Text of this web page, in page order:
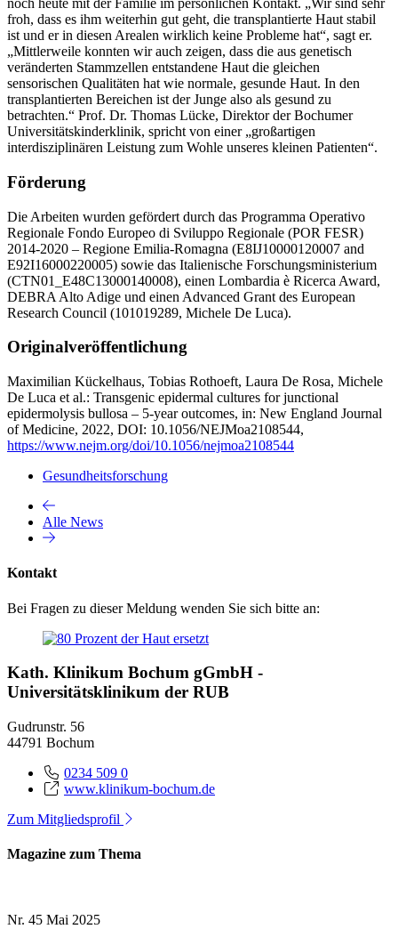
noch heute mit der Familie im persönlichen Kontakt. „Wir sind sehr
froh, dass es ihm weiterhin gut geht, die transplantierte Haut stabil
ist und er in diesen Arealen wirklich keine Probleme hat“, sagt er.
„Mittlerweile konnten wir auch zeigen, dass die aus genetisch
veränderten Stammzellen entstandene Haut die gleichen
sensorischen Qualitäten hat wie normale, gesunde Haut. In den
transplantierten Bereichen ist der Junge also als gesund zu
betrachten.“ Prof. Dr. Thomas Lücke, Direktor der Bochumer
Universitätskinderklinik, spricht von einer „großartigen
interdisziplinären Leistung zum Wohle unseres kleinen Patienten“.
Förderung
Die Arbeiten wurden gefördert durch das Programma Operativo
Regionale Fondo Europeo di Sviluppo Regionale (POR FESR)
2014-2020 – Regione Emilia-Romagna (E8IJ10000120007 and
E92I16000220005) sowie das Italienische Forschungsministerium
(CTN01_E48C13000140008), einen Lombardia è Ricerca Award,
DEBRA Alto Adige und einen Advanced Grant des European
Research Council (101019289, Michele De Luca).
Originalveröffentlichung
Maximilian Kückelhaus, Tobias Rothoeft, Laura De Rosa, Michele
De Luca et al.: Transgenic epidermal cultures for junctional
epidermolysis bullosa – 5-year outcomes, in: New England Journal
of Medicine, 2022, DOI: 10.1056/NEJMoa2108544,
https://www.nejm.org/doi/10.1056/nejmoa2108544
Gesundheitsforschung
Alle News
Kontakt
Bei Fragen zu dieser Meldung wenden Sie sich bitte an:
Kath. Klinikum Bochum gGmbH -
Universitätsklinikum der RUB
Gudrunstr. 56
44791 Bochum
0234 509 0
www.klinikum-bochum.de
Zum Mitgliedsprofil
Magazine zum Thema
Nr. 45 Mai 2025